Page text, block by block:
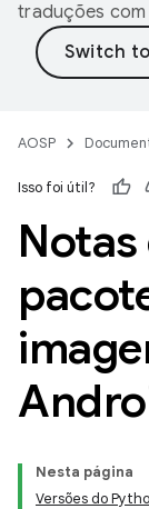
traduções
AOSP
Isso foi útil?
Nesta página
Versões do